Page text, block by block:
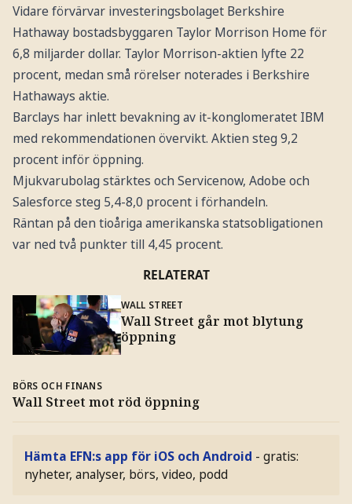
Vidare förvärvar investeringsbolaget Berkshire
Hathaway bostadsbyggaren Taylor Morrison Home för
6,8 miljarder dollar. Taylor Morrison-aktien lyfte 22
procent, medan små rörelser noterades i Berkshire
Hathaways aktie.
Barclays har inlett bevakning av it-konglomeratet IBM
med rekommendationen övervikt. Aktien steg 9,2
procent inför öppning.
Mjukvarubolag stärktes och Servicenow, Adobe och
Salesforce steg 5,4-8,0 procent i förhandeln.
Räntan på den tioåriga amerikanska statsobligationen
var ned två punkter till 4,45 procent.
RELATERAT
WALL STREET
Wall Street går mot blytung
öppning
BÖRS OCH FINANS
Wall Street mot röd öppning
Hämta EFN:s app för iOS och Android - gratis:
nyheter, analyser, börs, video, podd